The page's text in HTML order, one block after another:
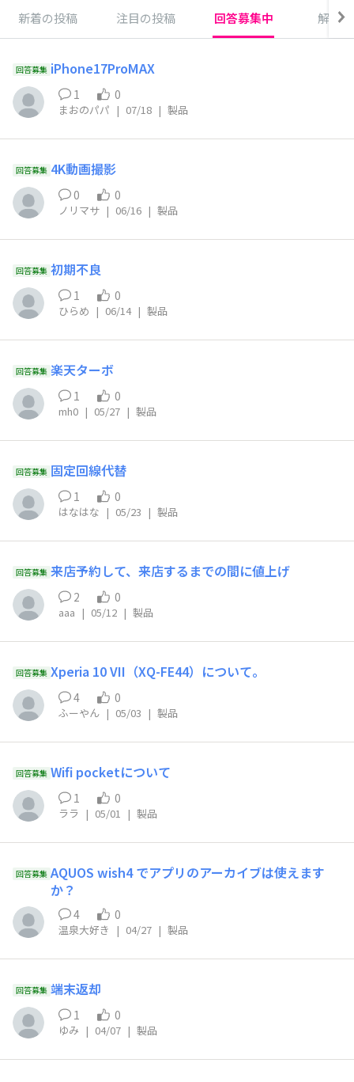
新着の投稿 注目の投稿 回答募集中 解決
回答募集 iPhone17ProMAX
1 0
まおのパパ | 07/18 | 製品
回答募集 4K動画撮影
0 0
ノリマサ | 06/16 | 製品
回答募集 初期不良
1 0
ひらめ | 06/14 | 製品
回答募集 楽天ターボ
1 0
mh0 | 05/27 | 製品
回答募集 固定回線代替
1 0
はなはな | 05/23 | 製品
回答募集 来店予約して、来店するまでの間に値上げ
2 0
aaa | 05/12 | 製品
回答募集 Xperia 10 VII（XQ-FE44）について。
4 0
ふーやん | 05/03 | 製品
回答募集 Wifi pocketについて
1 0
ララ | 05/01 | 製品
回答募集 AQUOS wish4 でアプリのアーカイブは使えます
か？
4 0
温泉大好き | 04/27 | 製品
回答募集 端末返却
1 0
ゆみ | 04/07 | 製品